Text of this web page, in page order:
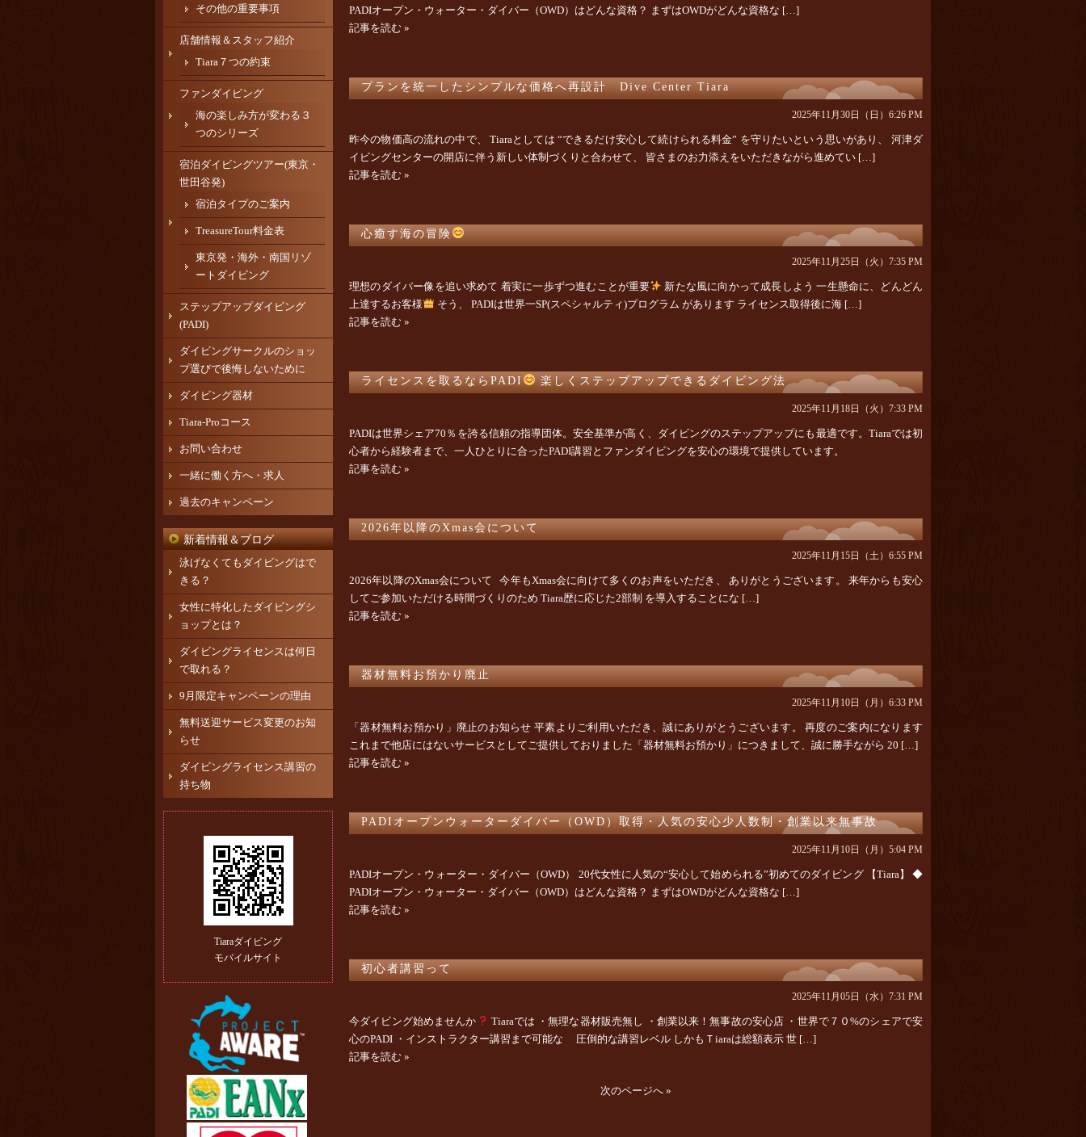
PADIオープン・ウォーター・ダイバー（OWD）はどんな資格？ まずはOWDがどんな資格な […]
記事を読む »
プランを統一したシンプルな価格へ再設計 Dive Center Tiara
2025年11月30日（日）6:26 PM
昨今の物価高の流れの中で、 Tiaraとしては “できるだけ安心して続けられる料金” を守りたいという思いがあり、 河津ダ
イビングセンターの開店に伴う新しい体制づくりと合わせて、 皆さまのお力添えをいただきながら進めてい […]
記事を読む »
心癒す海の冒険
2025年11月25日（火）7:35 PM
理想のダイバー像を追い求めて 着実に一歩ずつ進むことが重要
新たな風に向かって成長しよう 一生懸命に、どんどん
上達するお客様
そう、 PADIは世界一SP(スペシャルティ)プログラム があります ライセンス取得後に海 […]
記事を読む »
ライセンスを取るならPADI 楽しくステップアップできるダイビング法
2025年11月18日（火）7:33 PM
PADIは世界シェア70％を誇る信頼の指導団体。安全基準が高く、ダイビングのステップアップにも最適です。Tiaraでは初
心者から経験者まで、一人ひとりに合ったPADI講習とファンダイビングを安心の環境で提供しています。
記事を読む »
2026年以降のXmas会について
2025年11月15日（土）6:55 PM
2026年以降のXmas会について 今年もXmas会に向けて多くのお声をいただき、 ありがとうございます。 来年からも安心
してご参加いただける時間づくりのため Tiara歴に応じた2部制 を導入することにな […]
記事を読む »
器材無料お預かり廃止
2025年11月10日（月）6:33 PM
「器材無料お預かり」廃止のお知らせ 平素よりご利用いただき、誠にありがとうございます。 再度のご案内になります
これまで他店にはないサービスとしてご提供しておりました「器材無料お預かり」につきまして、誠に勝手ながら 20 […]
記事を読む »
PADIオープンウォーターダイバー（OWD）取得・人気の安心少人数制・創業以来無事故
2025年11月10日（月）5:04 PM
PADIオープン・ウォーター・ダイバー（OWD） 20代女性に人気の“安心して始められる”初めてのダイビング 【Tiara】 ◆
PADIオープン・ウォーター・ダイバー（OWD）はどんな資格？ まずはOWDがどんな資格な […]
記事を読む »
初心者講習って
2025年11月05日（水）7:31 PM
今ダイビング始めませんか
Tiaraでは ・無理な器材販売無し ・創業以来！無事故の安心店 ・世界で７０%のシェアで安
心のPADI ・インストラクター講習まで可能な 圧倒的な講習レベル しかもＴiaraは総額表示 世 […]
記事を読む »
次のページへ »
その他の重要事項
店舗情報＆スタッフ紹介
Tiara７つの約束
ファンダイビング
海の楽しみ方が変わる３
つのシリーズ
宿泊ダイビングツアー(東京・
世田谷発)
宿泊タイプのご案内
TreasureTour料金表
東京発・海外・南国リゾ
ートダイビング
ステップアップダイビング
(PADI)
ダイビングサークルのショッ
プ選びで後悔しないために
ダイビング器材
Tiara-Proコース
お問い合わせ
一緒に働く方へ・求人
過去のキャンペーン
新着情報＆ブログ
泳げなくてもダイビングはで
きる？
女性に特化したダイビングシ
ョップとは？
ダイビングライセンスは何日
で取れる？
9月限定キャンペーンの理由
無料送迎サービス変更のお知
らせ
ダイビングライセンス講習の
持ち物
Tiaraダイビング
モバイルサイト